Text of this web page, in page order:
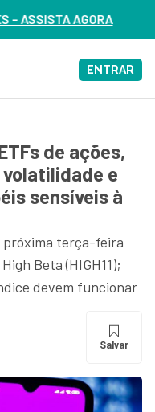
ENTRAR
de ações,
e
sensíveis à
próxima terça-feira
Beta (HIGH11);
devem funcionar
Salvar